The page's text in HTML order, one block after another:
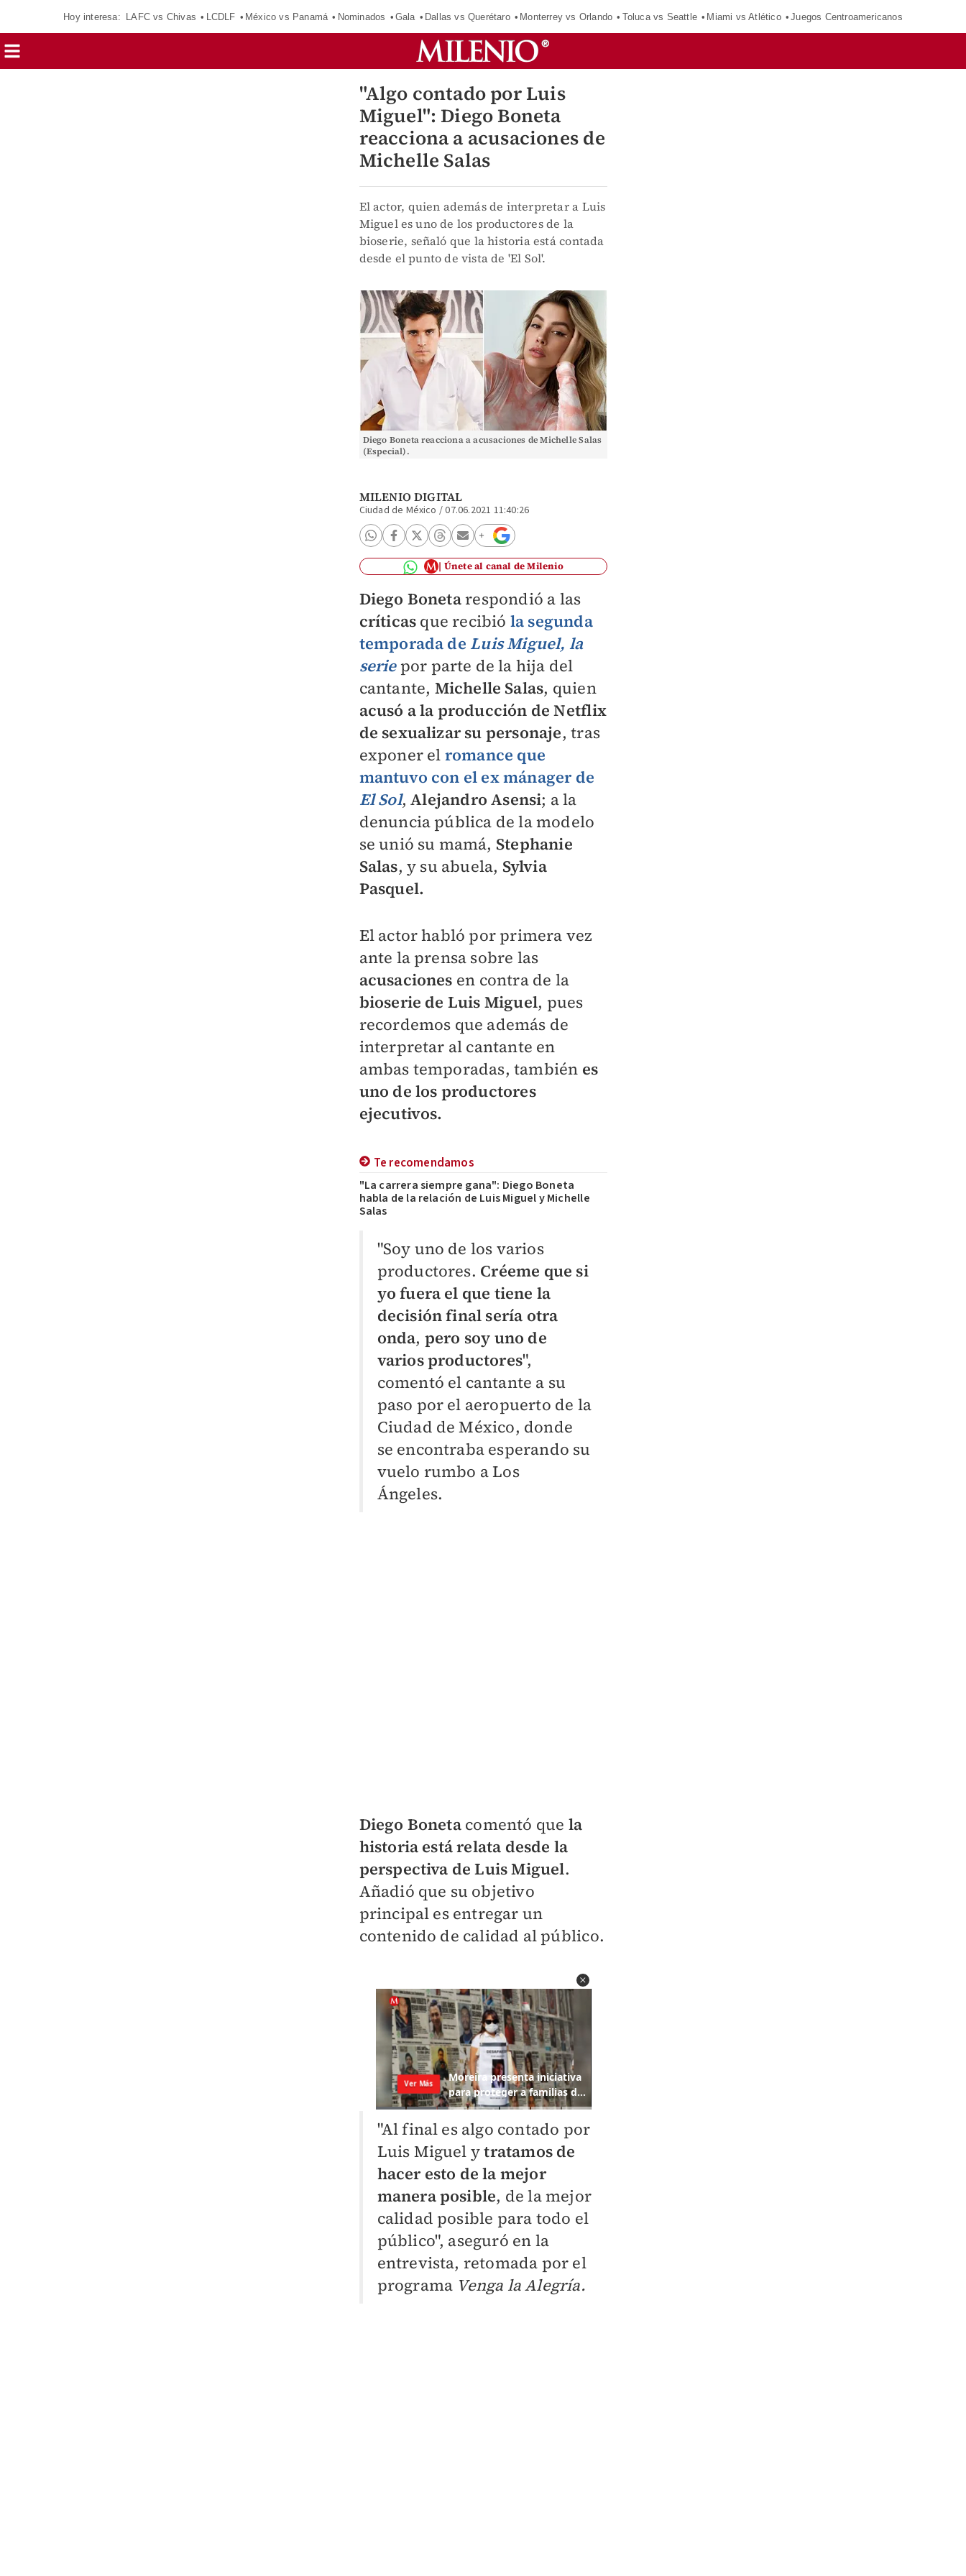
Hoy interesa: LAFC vs Chivas LCDLF México vs Panamá Nominados Gala Dallas vs Querétaro Monterrey vs Orlando Toluca vs Seattle Miami vs Atlético Juegos Centroamericanos
"Algo contado por Luis
Miguel": Diego Boneta
reacciona a acusaciones de
Michelle Salas
El actor, quien además de interpretar a Luis
Miguel es uno de los productores de la
bioserie, señaló que la historia está contada
desde el punto de vista de 'El Sol'.
Diego Boneta reacciona a acusaciones de Michelle Salas
(Especial).
MILENIO DIGITAL
Ciudad de México /07.06.2021 11:40:26
Únete al canal de Milenio
Diego Bonetarespondió a las
críticas que recibió la segunda
temporada de Luis Miguel, la
seriepor parte de la hija del
cantante, Michelle Salas, quien
acusó a la producción de Netflix
de sexualizar su personaje, tras
exponer el romance que
mantuvo con el ex mánager de
El Sol,Alejandro Asensi; a la
denuncia pública de la modelo
se unió su mamá, Stephanie
Salas, y su abuela, Sylvia
Pasquel.
El actor habló por primera vez
ante la prensa sobre las
acusaciones en contra de la
bioserie de Luis Miguel, pues
recordemos que además de
interpretar al cantante en
ambas temporadas, también es
uno de los productores
ejecutivos.
Te recomendamos
"La carrera siempre gana": Diego Boneta
habla de la relación de Luis Miguel y Michelle
Salas
"Soy uno de los varios
productores. Créeme que si
yo fuera el que tiene la
decisión final sería otra
onda, pero soy uno de
varios productores",
comentó el cantante a su
paso por el aeropuerto de la
Ciudad de México, donde
se encontraba esperando su
vuelo rumbo a Los
Ángeles.
Diego Bonetacomentó que la
historia está relata desde la
perspectiva de Luis Miguel.
Añadió que su objetivo
principal es entregar un
contenido de calidad al público.
"Al final es algo contado por
Luis Miguel ytratamos de
hacer esto de la mejor
manera posible, de la mejor
calidad posible para todo el
público", aseguró en la
entrevista, retomada por el
programa Venga la Alegría.